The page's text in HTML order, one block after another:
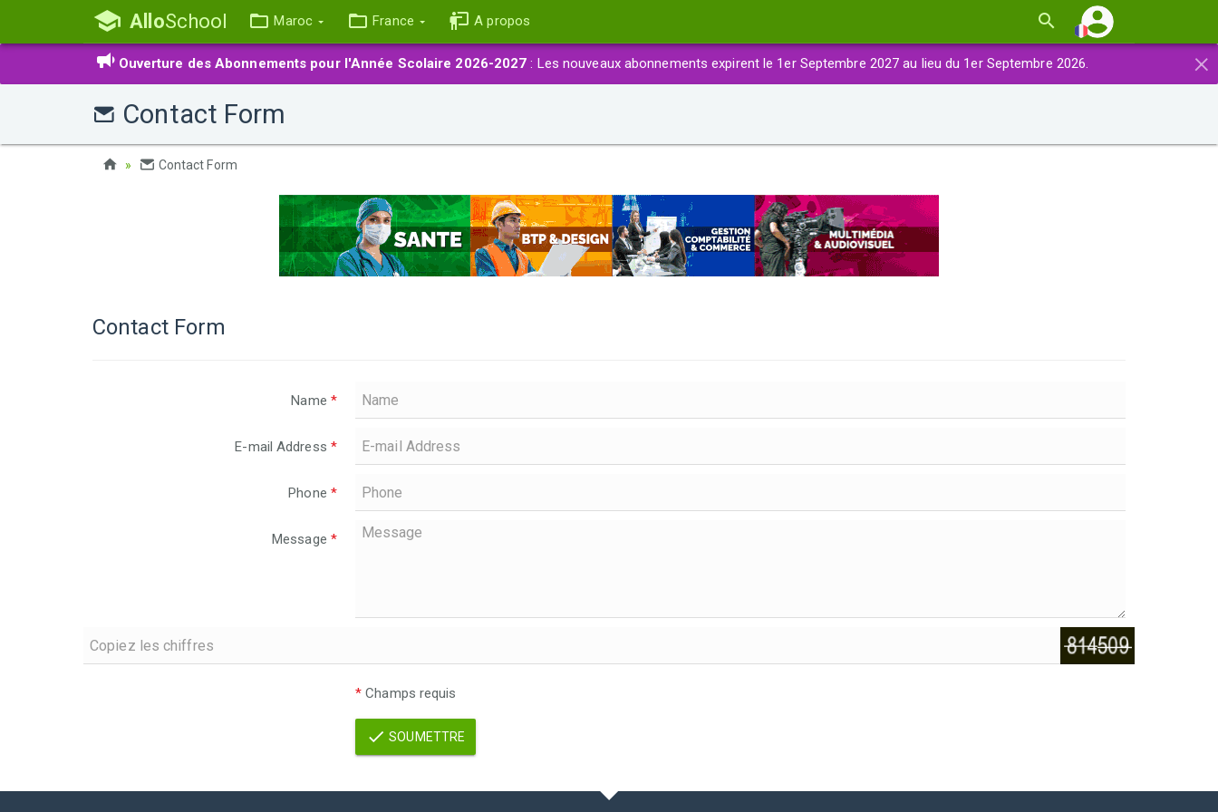
AlloSchool Maroc France A propos
×
Ouverture des Abonnements pour l'Année Scolaire 2026-2027 : Les nouveaux abonnements expirent le 1er Septembre 2027 au lieu du 1er Septembre 2026.
Contact Form
Contact Form
Contact Form
Name *
E-mail Address *
Phone *
Message *
* Champs requis
SOUMETTRE